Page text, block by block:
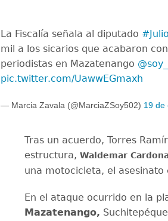
La Fiscalía señala al diputado
mil a los sicarios que acabaron
periodistas en Mazatenango
pic.twitter.com/UawwEGmaxh
— Marcia Zavala (@MarciaZSoy502) 19 de
Tras un acuerdo, Torres
estructura, Waldemar
una motocicleta, el asesinato
En el ataque ocurrido en la
Mazatenango,